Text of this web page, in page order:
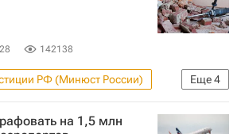
142138
Еще4
РФ (Минюст России)
Совет Федерации РФ
на 1,5 млн